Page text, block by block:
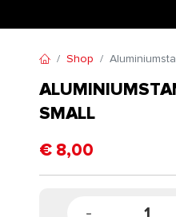
Shop
SMALL
€ 8,00